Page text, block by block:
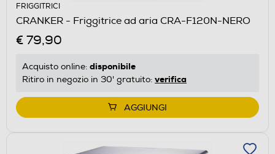
FRIGGITRICI
CRANKER - Friggitrice ad aria CRA-F120N-NERO
€ 79,90
Acquisto online: disponibile
Ritiro in negozio in 30' gratuito: verifica
AGGIUNGI